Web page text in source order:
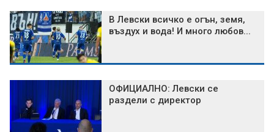
В Левски всичко е огън, земя,
въздух и вода! И много любов...
ОФИЦИАЛНО: Левски се
раздели с директор